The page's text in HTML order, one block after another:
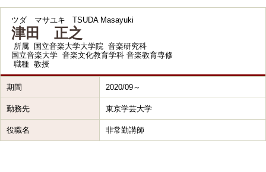
ツダ マサユキ TSUDA Masayuki
津田 正之
所属
国立音楽大学大学院 音楽研究科
国立音楽大学 音楽文化教育学科 音楽教育専修
職種 教授
期間 2020/09～
勤務先 東京学芸大学
役職名 非常勤講師